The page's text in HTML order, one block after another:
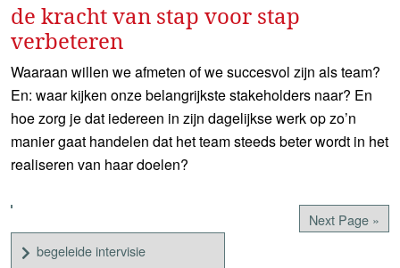
de kracht van stap voor stap
verbeteren
Waaraan willen we afmeten of we succesvol zijn als team?
En: waar kijken onze belangrijkste stakeholders naar? En
hoe zorg je dat iedereen in zijn dagelijkse werk op zo’n
manier gaat handelen dat het team steeds beter wordt in het
realiseren van haar doelen?
Next Page »
begeleide intervisie